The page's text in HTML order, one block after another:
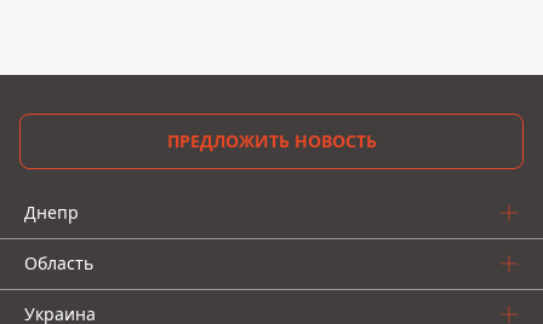
ПРЕДЛОЖИТЬ НОВОСТЬ
Днепр
Область
Украина